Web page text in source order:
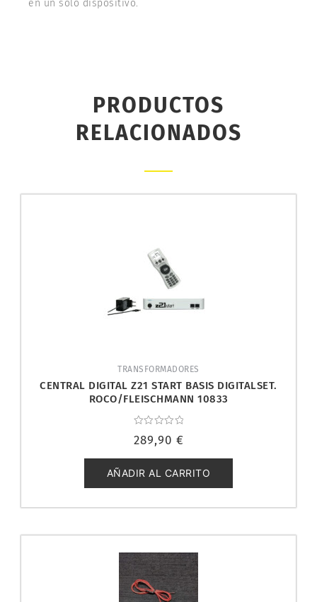
en un solo dispositivo.
PRODUCTOS
RELACIONADOS
TRANSFORMADORES
CENTRAL DIGITAL Z21 START BASIS DIGITALSET.
ROCO/FLEISCHMANN 10833
con
de
5
289,90 €
AÑADIR AL CARRITO